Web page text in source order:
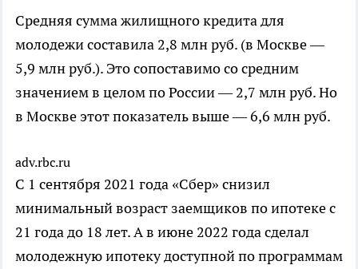
Средняя сумма жилищного кредита для
молодежи составила 2,8 млн руб. (в Москве —
5,9 млн руб.). Это сопоставимо со средним
значением в целом по России — 2,7 млн руб. Но
в Москве этот показатель выше — 6,6 млн руб.
adv.rbc.ru
С 1 сентября 2021 года «Сбер» снизил
минимальный возраст заемщиков по ипотеке с
21 года до 18 лет. А в июне 2022 года сделал
молодежную ипотеку доступной по программам